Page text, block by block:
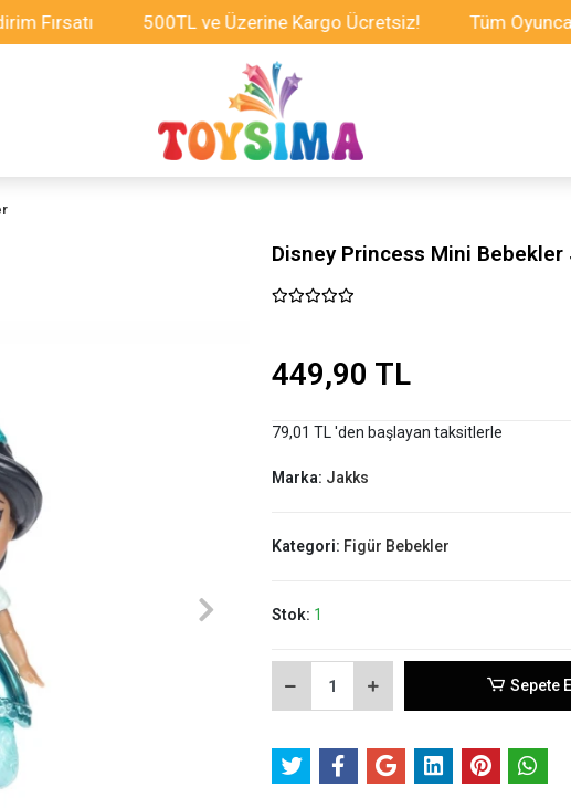
500TL ve Üzerine Kargo Ücretsiz! Tüm
Disney Princess Mini
449,90 TL
79,01 TL 'den başlayan taksitlerle
Marka: Jakks
Kategori: Figür Bebekler
Stok: 1
Sepete